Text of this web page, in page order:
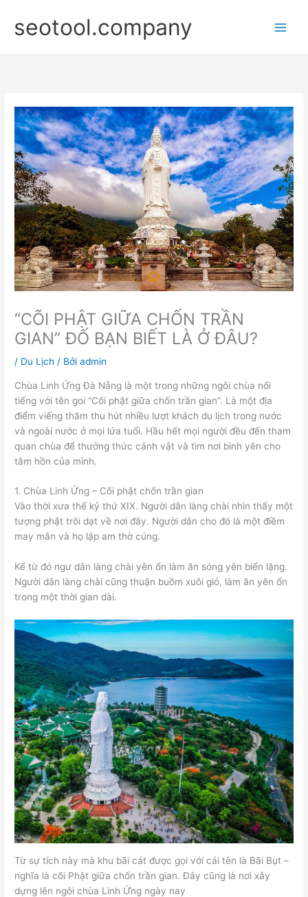
dung
seotool.company
“CÕI PHẬT GIỮA CHỐN TRẦN
GIAN” ĐỐ BẠN BIẾT LÀ Ở ĐÂU?
/ Du Lịch / Bởiadmin
Chùa Linh Ứng Đà Nẵng là một trong những ngôi chùa nổi
tiếng với tên goi “Cõi phật giữa chốn trần gian”. Là một địa
điểm viếng thăm thu hút nhiều lượt khách du lịch trong nước
và ngoài nước ở mọi lứa tuổi. Hầu hết mọi người đều đến tham
quan chùa để thưởng thức cảnh vật và tìm nơi bình yên cho
tâm hồn của mình.
1. Chùa Linh Ứng – Cõi phật chốn trần gian
Vào thời xưa thế kỷ thứ XIX. Người dân làng chài nhìn thấy một
tượng phật trôi dạt về nơi đây. Người dân cho đó là một điềm
may mắn và họ lập am thờ cúng.
Kể từ đó ngư dân làng chài yên ổn làm ăn sóng yên biển lặng.
Người dân làng chài cũng thuận buồm xuôi gió, làm ăn yên ổn
trong một thời gian dài.
Từ sự tích này mà khu bãi cát được gọi với cái tên là Bãi Bụt –
nghĩa là cõi Phật giữa chốn trần gian. Đây cũng là nơi xây
dựng lên ngôi chùa Linh Ứng ngày nay